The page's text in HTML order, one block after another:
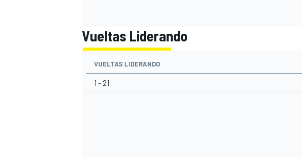
MÁS CATEGORÍAS
Vueltas Liderando
VUELTAS LIDERANDO
1 - 21